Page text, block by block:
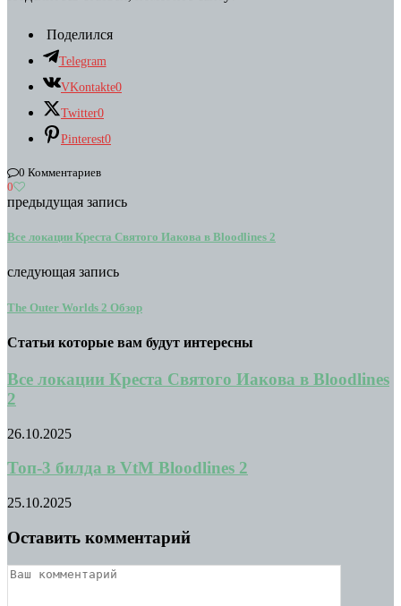
Поделился
Telegram
VKontakte0
Twitter0
Pinterest0
0 Комментариев
0
предыдущая запись
Все локации Креста Святого Иакова в Bloodlines 2
следующая запись
The Outer Worlds 2 Обзор
Статьи которые вам будут интересны
Все локации Креста Святого Иакова в Bloodlines
2
26.10.2025
Топ-3 билда в VtM Bloodlines 2
25.10.2025
Оставить комментарий